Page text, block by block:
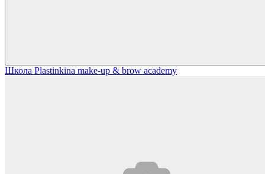
Школа Plastinkina make-up & brow academy